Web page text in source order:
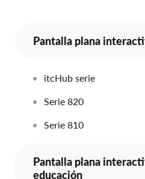
Pantalla plana
itcHub serie
Serie 820
Serie 810
Pantalla plana
educación